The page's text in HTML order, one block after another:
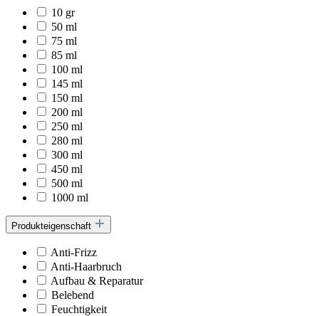
10 gr
50 ml
75 ml
85 ml
100 ml
145 ml
150 ml
200 ml
250 ml
280 ml
300 ml
450 ml
500 ml
1000 ml
Produkteigenschaft
Anti-Frizz
Anti-Haarbruch
Aufbau & Reparatur
Belebend
Feuchtigkeit